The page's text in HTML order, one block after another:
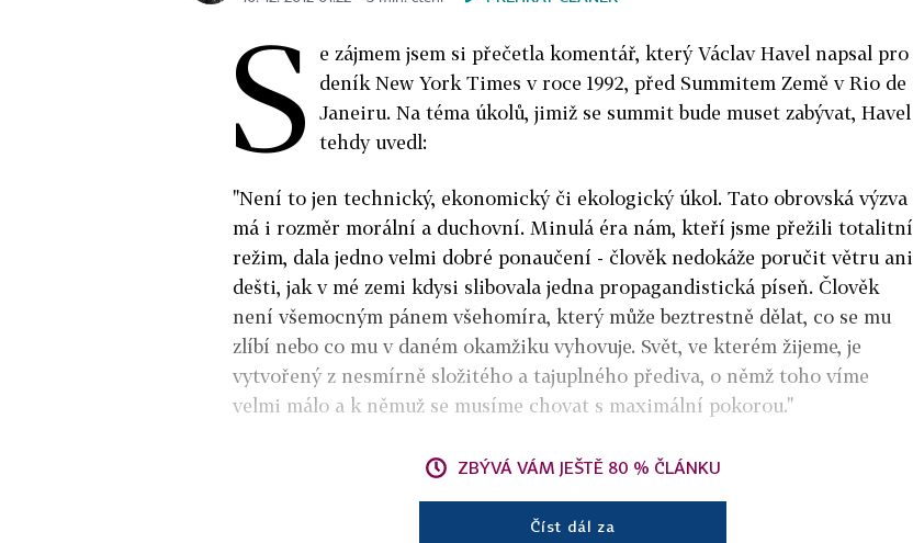
S
e zájmem jsem si přečetla komentář, který Václav Havel napsal pro
deník New York Times v roce 1992, před Summitem Země v Rio de
Janeiru. Na téma úkolů, jimiž se summit bude muset zabývat, Havel
tehdy uvedl:
"Není to jen technický, ekonomický či ekologický úkol. Tato obrovská výzva
má i rozměr morální a duchovní. Minulá éra nám, kteří jsme přežili totalitní
režim, dala jedno velmi dobré ponaučení - člověk nedokáže poručit větru ani
dešti, jak v mé zemi kdysi slibovala jedna propagandistická píseň. Člověk
není všemocným pánem všehomíra, který může beztrestně dělat, co se mu
zlíbí nebo co mu v daném okamžiku vyhovuje. Svět, ve kterém žijeme, je
vytvořený z nesmírně složitého a tajuplného přediva, o němž toho víme
velmi málo a k němuž se musíme chovat s maximální pokorou."
ZBÝVÁ VÁM JEŠTĚ 80 % ČLÁNKU
Číst dál za